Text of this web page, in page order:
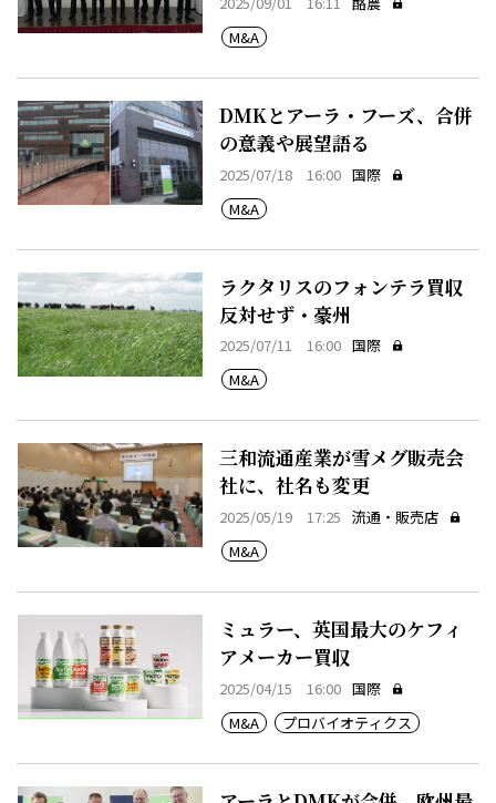
M&A
DMKとアーラ・フーズ、合併
の意義や展望語る
2025/07/18 16:00 国際
M&A
ラクタリスのフォンテラ買収
反対せず・豪州
2025/07/11 16:00 国際
M&A
三和流通産業が雪メグ販売会
社に、社名も変更
2025/05/19 17:25 流通・販売店
M&A
ミュラー、英国最大のケフィ
アメーカー買収
2025/04/15 16:00 国際
M&A
プロバイオティクス